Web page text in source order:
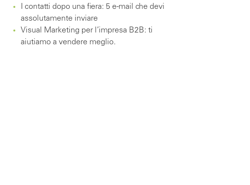
I contatti dopo una fiera: 5 e-mail che devi
assolutamente inviare
Visual Marketing per l’impresa B2B: ti
aiutiamo a vendere meglio.